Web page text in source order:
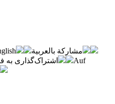
مشاركة بالعربية
اشتراک‌گذاری به
Auf